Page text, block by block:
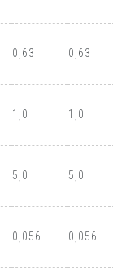
0,63 0,63
1,0 1,0
5,0 5,0
0,056 0,056